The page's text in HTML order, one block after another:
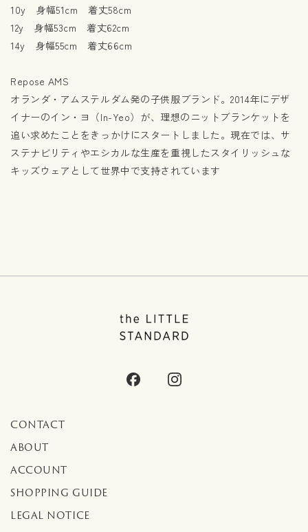
10y 身幅51cm 着丈58cm
12y 身幅53cm 着丈62cm
14y 身幅55cm 着丈66cm
Repose AMS
オランダ・アムステルダム発の子供服ブランド。2014年にデザ
イナーのイン・ヨ（In-Yeo）が、理想のニットブランケットを
追い求めたことをきっかけにスタートしました。現在では、サ
ステナビリティやエシカルな生産を重視したスタイリッシュな
キッズウェアとして世界中で支持されています
CONTACT
ABOUT
ACCOUNT
SHOPPING GUIDE
LEGAL NOTICE